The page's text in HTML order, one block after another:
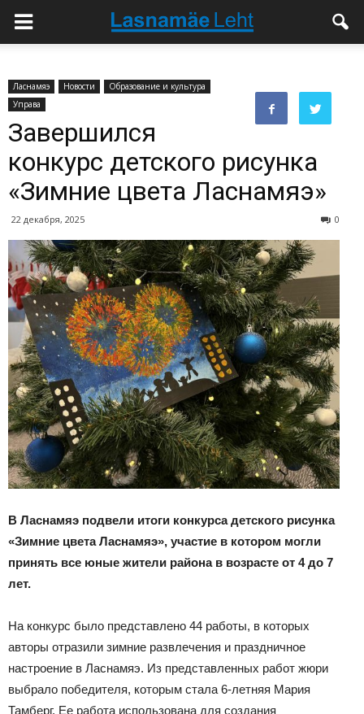
Ласнамяэ Новости
Образование и культура
Управа
Завершился
конкурс детского рисунка
«Зимние цвета Ласнамяэ»
22 декабря, 2025 0
В Ласнамяэ подвели итоги конкурса детского рисунка
«Зимние цвета Ласнамяэ», участие в котором могли
принять все юные жители района в возрасте от 4 до 7
лет.
На конкурс было представлено 44 работы, в которых
авторы отразили зимние развлечения и праздничное
настроение в Ласнамяэ. Из представленных работ жюри
выбрало победителя, которым стала 6-летняя Мария
Тамберг. Ее работа использована для создания